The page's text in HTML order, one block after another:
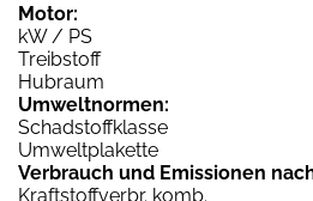
Motor:
kW / PS
Treibstoff
Hubraum
Umweltnormen:
Schadstoffklasse
Umweltplakette
Verbrauch und Emissionen
Kraftstoffverbr. komb.